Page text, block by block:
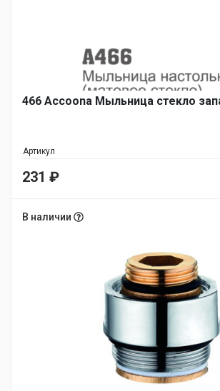
466 Accoona Мыльница стекло
Артикул
231 ₽
В наличии